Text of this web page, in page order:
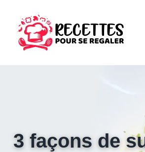
3 façons de